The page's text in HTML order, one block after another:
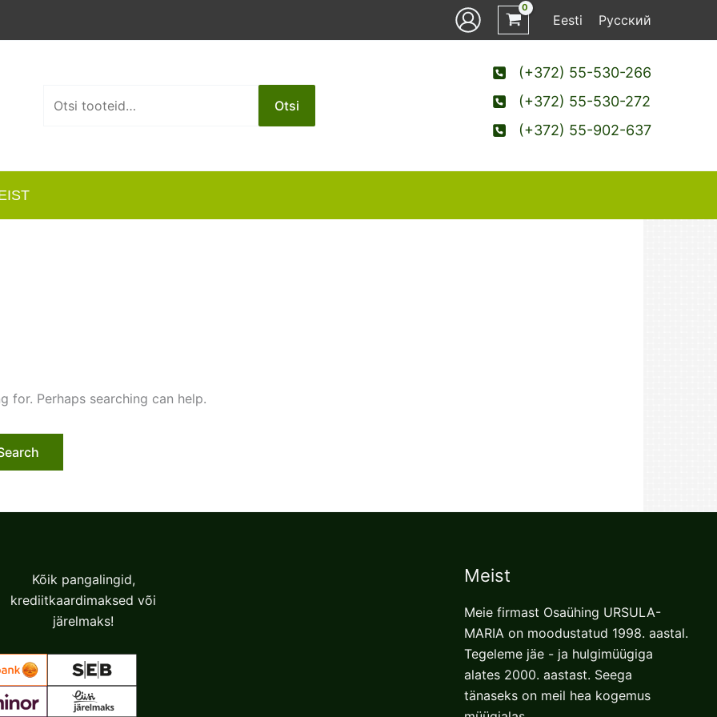
Eesti Русский
Otsi
(+372) 55-530-266
(+372) 55-530-272
(+372) 55-902-637
for. Perhaps searching can help.
Kõik pangalingid,
krediitkaardimaksed või
järelmaks!
Meist
Meie firmast Osaühing URSULA-
MARIA on moodustatud 1998. aastal.
Tegeleme jäe - ja hulgimüügiga
alates 2000. aastast. Seega
tänaseks on meil hea kogemus